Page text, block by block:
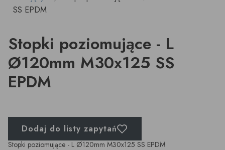
SS EPDM
Stopki poziomujące - L
Ø120mm M30x125 SS
EPDM
Dodaj do listy zapytań
Stopki poziomujące - L Ø120mm M30x125 SS EPDM